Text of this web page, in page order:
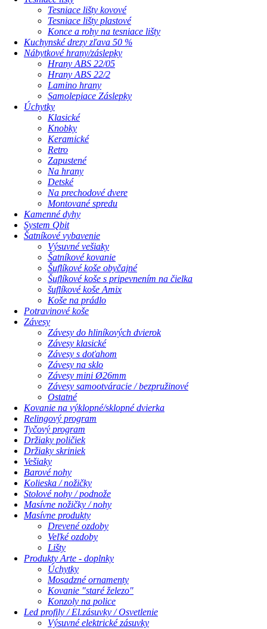
Tesniace lišty kovové
Tesniace lišty plastové
Konce a rohy na tesniace lišty
Kuchynské drezy zľava 50 %
Nábytkové hrany/záslepky
Hrany ABS 22/05
Hrany ABS 22/2
Lamino hrany
Samolepiace Záslepky
Úchytky
Klasické
Knobky
Keramické
Retro
Zapustené
Na hrany
Detské
Na prechodové dvere
Montované spredu
Kamenné dyhy
System Qbit
Šatníkové vybavenie
Výsuvné vešiaky
Šatníkové kovanie
Šuflíkové koše obyčajné
Šuflíkové koše s pripevnením na čielka
šuflíkové koše Amix
Koše na prádlo
Potravinové koše
Závesy
Závesy do hliníkových dvierok
Závesy klasické
Závesy s doťahom
Závesy na sklo
Závesy mini Ø26mm
Závesy samootváracie / bezpružinové
Ostatné
Kovanie na výklopné/sklopné dvierka
Relingový program
Tyčový program
Držiaky poličiek
Držiaky skriniek
Vešiaky
Barové nohy
Kolieska / nožičky
Stolové nohy / podnože
Masívne nožičky / nohy
Masívne produkty
Drevené ozdoby
Veľké ozdoby
Lišty
Produkty Arte - doplnky
Úchytky
Mosadzné ornamenty
Kovanie "staré železo"
Konzoly na police
Led profily / El.zásuvky / Osvetlenie
Výsuvné elektrické zásuvky